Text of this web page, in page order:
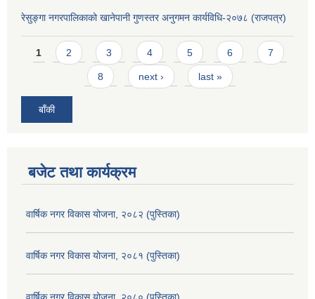
रेसुङ्गा नगरपालिकाको खानेपानी गुणस्तर अनुगमन कार्यविधि-२०७८ (राजपत्र)
Pages
1 2 3 4 5 6 7
8 next › last »
बाँकी
बजेट तथा कार्यक्रम
वार्षिक नगर विकास योजना, २०८२ (पुस्तिका)
वार्षिक नगर विकास योजना, २०८१ (पुस्तिका)